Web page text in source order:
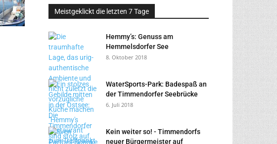
Meistgeklickt die letzten 7 Tage
Hemmy’s: Genuss am
Hemmelsdorfer See
8. Oktober 2018
WaterSports-Park: Badespaß an
der Timmendorfer Seebrücke
6. Juli 2018
Kein weiter so! - Timmendorfs
neuer Bürgermeister auf